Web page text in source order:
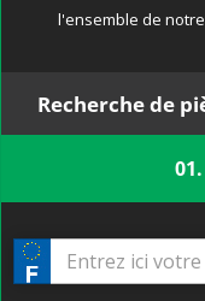
l'ensemble de
Recherche de